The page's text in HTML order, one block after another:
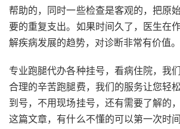
帮助的，同时一些检查是客观的，把原
要的重复支出。如果时间久了，医生在
解疾病发展的趋势，对诊断非常有价值。
专业跑腿代办各种挂号，看病住院，我
合理的辛苦跑腿费，我们的服务让您轻
到号，不用现场挂号，还有需要了解的
这篇文章，有什么不懂的可以第一次时